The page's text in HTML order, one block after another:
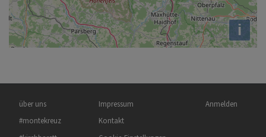
i
Hauptnavigation
über uns
#montekreuz
Fußbereichsmenü
Impressum
Kontakt
Benutzermenü
Anmelden